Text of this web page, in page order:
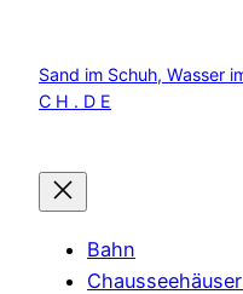
springen
Sand im Schuh, Wasser
C H . D E
Bahn